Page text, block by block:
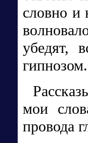
словно и
убедят,
мои
провода